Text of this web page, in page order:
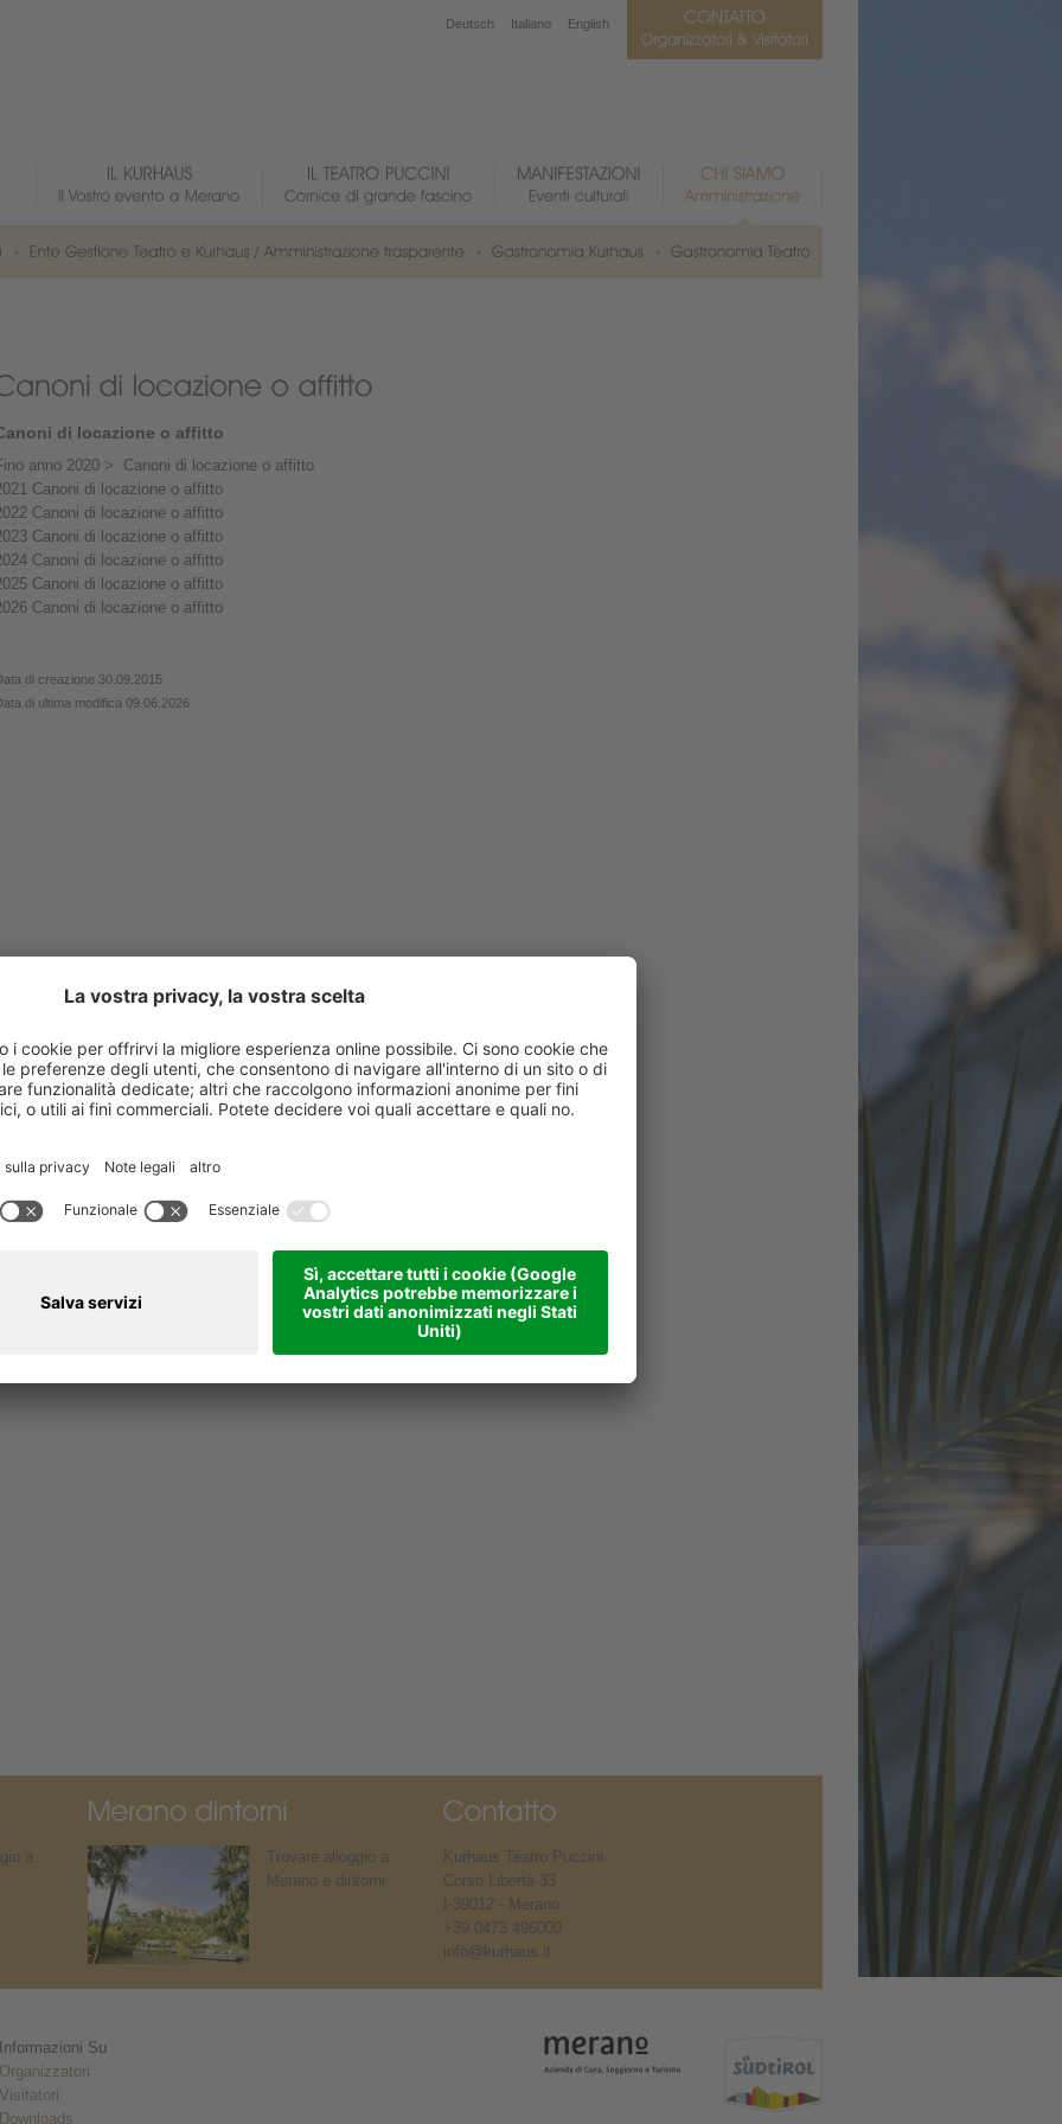
di locazione o affitto
anno 2020 > Canoni di locazione o affitto
Canoni di locazione o affitto
Canoni di locazione o affitto
Canoni di locazione o affitto
Canoni di locazione o affitto
Canoni di locazione o affitto
Canoni di locazione o affitto
di creazione 30.09.2015
di ultima modifica 09.06.2026
Deutsch Italiano English
a
Trovare alloggio a
Merano e dintorni
Kurhaus Teatro Puccini
Corso Libertà 33
I-39012 - Merano
+39 0473 496000
info@kurhaus.it
Informazioni Su
Organizzatori
Visitatori
Downloads